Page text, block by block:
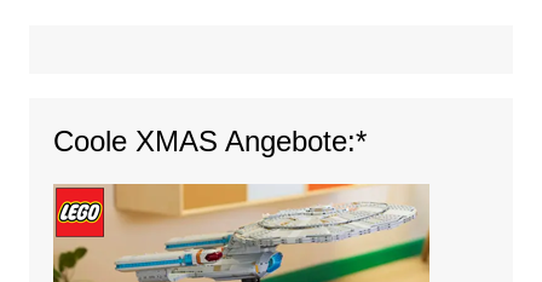
Coole XMAS Angebote:*